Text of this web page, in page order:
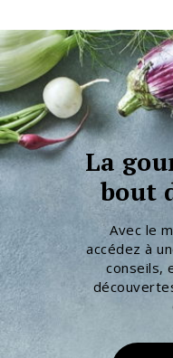
La
bout
Avec le
accédez à
conseils,